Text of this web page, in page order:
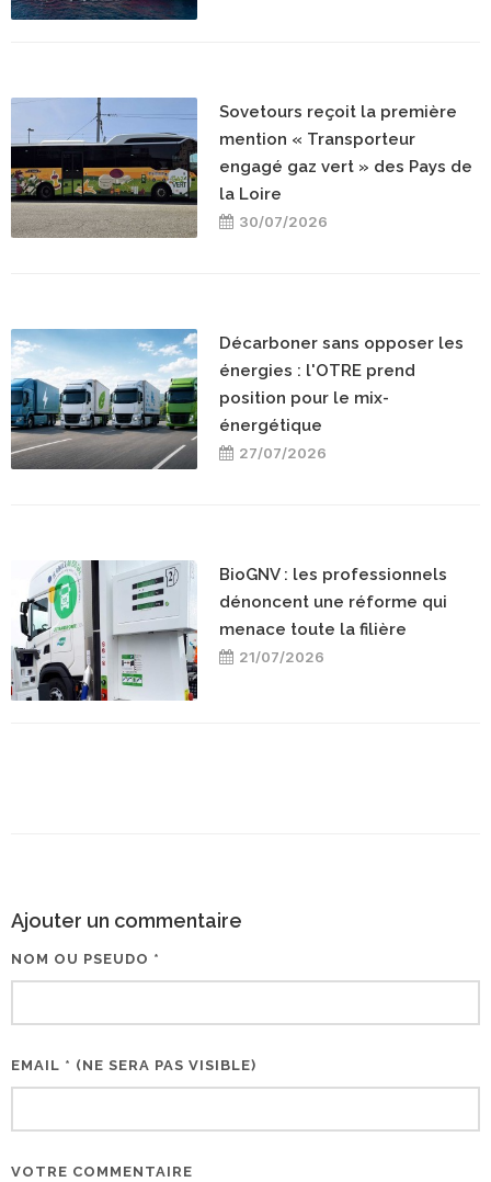
Sovetours reçoit la première
mention « Transporteur
engagé gaz vert » des Pays de
la Loire
30/07/2026
Décarboner sans opposer les
énergies : l'OTRE prend
position pour le mix-
énergétique
27/07/2026
BioGNV : les professionnels
dénoncent une réforme qui
menace toute la filière
21/07/2026
Ajouter un commentaire
NOM OU PSEUDO *
EMAIL * (NE SERA PAS VISIBLE)
VOTRE COMMENTAIRE